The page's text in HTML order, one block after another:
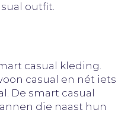
outfit.
casual kleding.
casual en nét iets
De smart casual
die naast hun